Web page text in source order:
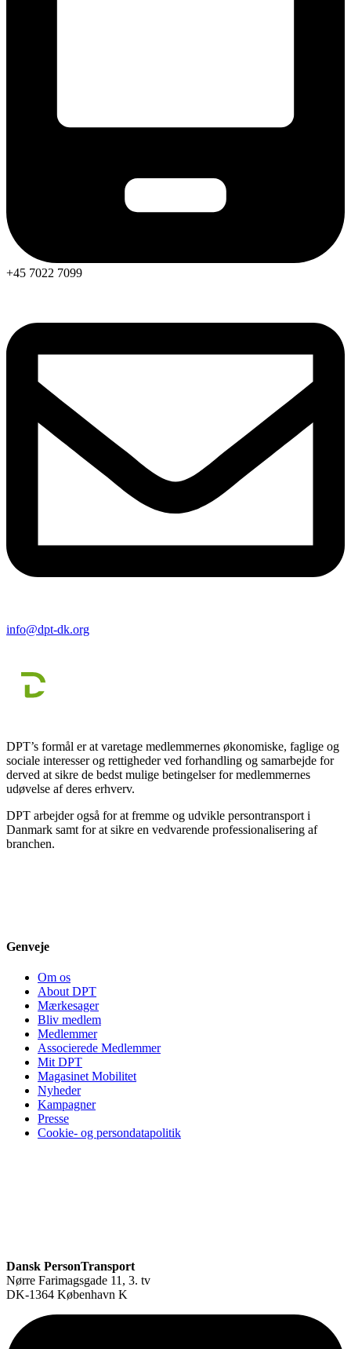
+45 7022 7099
info@dpt-dk.org
DPT’s formål er at varetage medlemmernes økonomiske, faglige og
sociale interesser og rettigheder ved forhandling og samarbejde for
derved at sikre de bedst mulige betingelser for medlemmernes
udøvelse af deres erhverv.
DPT arbejder også for at fremme og udvikle persontransport i
Danmark samt for at sikre en vedvarende professionalisering af
branchen.
Genveje
Om os
About DPT
Mærkesager
Bliv medlem
Medlemmer
Associerede Medlemmer
Mit DPT
Magasinet Mobilitet
Nyheder
Kampagner
Presse
Cookie- og persondatapolitik
Dansk PersonTransport
Nørre Farimagsgade 11, 3. tv
DK-1364 København K